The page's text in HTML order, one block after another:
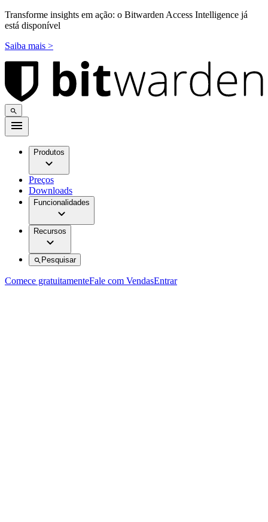
Transforme insights em ação: o Bitwarden Access Intelligence já
está disponível
Saiba mais >
Produtos
Preços
Downloads
Funcionalidades
Recursos
Pesquisar
Comece gratuitamenteFale com VendasEntrar